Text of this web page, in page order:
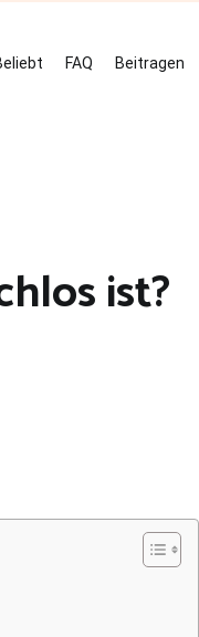
FAQ Beitragen
ist?